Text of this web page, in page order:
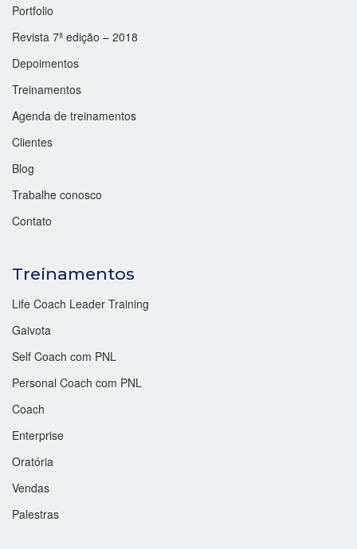
Portfolio
Revista 7ª edição – 2018
Depoimentos
Treinamentos
Agenda de treinamentos
Clientes
Blog
Trabalhe conosco
Contato
Treinamentos
Life Coach Leader Training
Gaivota
Self Coach com PNL
Personal Coach com PNL
Coach
Enterprise
Oratória
Vendas
Palestras